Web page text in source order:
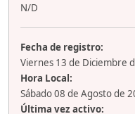
N/D
Fecha de registro:
Viernes 13 de Diciembre
Hora Local:
Sábado 08 de Agosto de
Última vez activo: